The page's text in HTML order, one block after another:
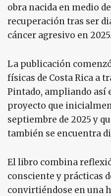
obra nacida en medio
recuperación tras ser
cáncer agresivo en 2025.
La publicación
físicas de Costa Rica a
Pintado, ampliando así
proyecto que
septiembre de 2025 y
también se encuentra
El libro combina
consciente y prácticas
convirtiéndose en una